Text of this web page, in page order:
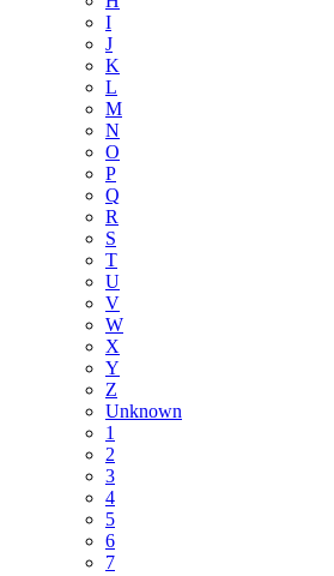
I
J
K
L
M
N
O
P
Q
R
S
T
U
V
W
X
Y
Z
Unknown
1
2
3
4
5
6
7